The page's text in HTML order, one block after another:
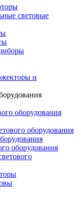
световые
и
оборудования
оборудования
оборудования